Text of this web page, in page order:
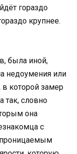
гораздо
крупнее.
была иной,
недоумения или
которой замер
так, словно
она
с